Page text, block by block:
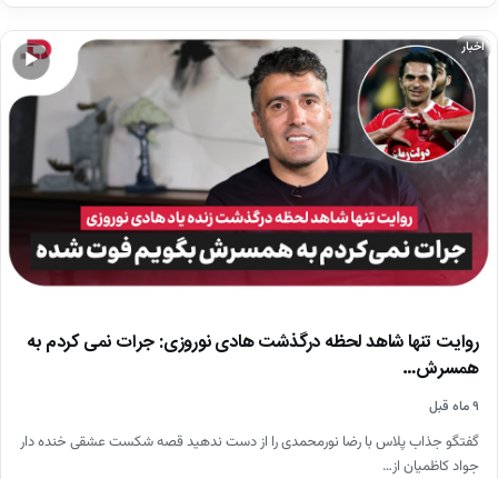
▶
اخبار
روایت تنها شاهد لحظه درگذشت هادی نوروزی: جرات نمی کردم به
همسرش…
۹ ماه قبل
گفتگو جذاب پلاس با رضا نورمحمدی را از دست ندهید قصه شکست عشقی خنده دار
جواد کاظمیان از…